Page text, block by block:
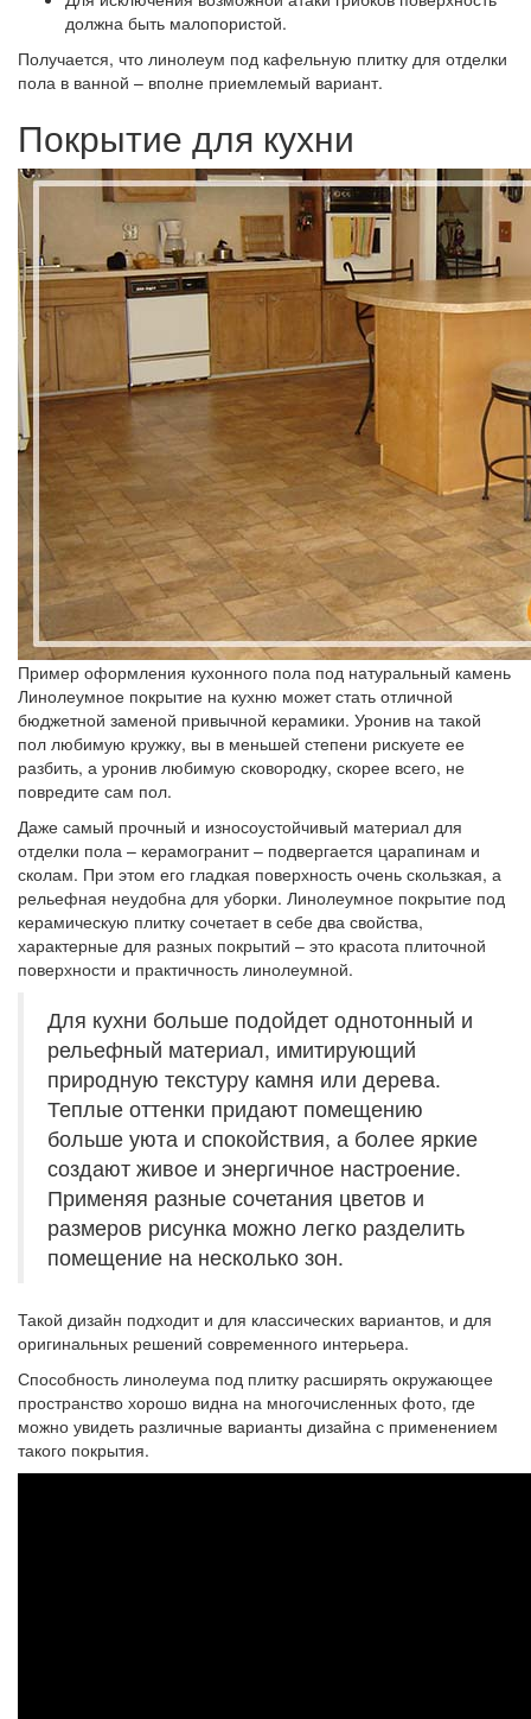
должна быть малопористой.
Получается, что линолеум под кафельную плитку для отделки
пола в ванной – вполне приемлемый вариант.
Покрытие для кухни
Пример оформления кухонного пола под натуральный камень
Линолеумное покрытие на кухню может стать отличной
бюджетной заменой привычной керамики. Уронив на такой
пол любимую кружку, вы в меньшей степени рискуете ее
разбить, а уронив любимую сковородку, скорее всего, не
повредите сам пол.
Даже самый прочный и износоустойчивый материал для
отделки пола – керамогранит – подвергается царапинам и
сколам. При этом его гладкая поверхность очень скользкая, а
рельефная неудобна для уборки. Линолеумное покрытие под
керамическую плитку сочетает в себе два свойства,
характерные для разных покрытий – это красота плиточной
поверхности и практичность линолеумной.
Для кухни больше подойдет однотонный и
рельефный материал, имитирующий
природную текстуру камня или дерева.
Теплые оттенки придают помещению
больше уюта и спокойствия, а более яркие
создают живое и энергичное настроение.
Применяя разные сочетания цветов и
размеров рисунка можно легко разделить
помещение на несколько зон.
Такой дизайн подходит и для классических вариантов, и для
оригинальных решений современного интерьера.
Способность линолеума под плитку расширять окружающее
пространство хорошо видна на многочисленных фото, где
можно увидеть различные варианты дизайна с применением
такого покрытия.